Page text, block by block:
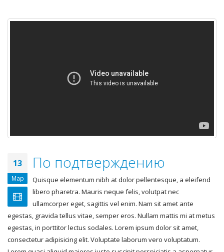
13
Мар
По подтверждению
Quisque elementum nibh at dolor pellentesque, a eleifend
libero pharetra. Mauris neque felis, volutpat nec
ullamcorper eget, sagittis vel enim. Nam sit amet ante
egestas, gravida tellus vitae, semper eros. Nullam mattis mi at metus
egestas, in porttitor lectus sodales. Lorem ipsum dolor sit amet,
consectetur adipisicing elit. Voluptate laborum vero voluptatum.